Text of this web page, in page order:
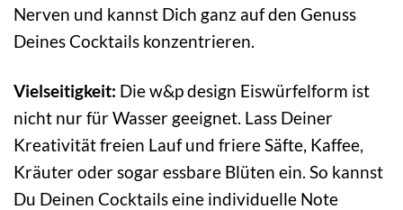
Nerven und kannst Dich ganz auf den Genuss
Deines Cocktails konzentrieren.
Vielseitigkeit: Die w&p design Eiswürfelform ist
nicht nur für Wasser geeignet. Lass Deiner
Kreativität freien Lauf und friere Säfte, Kaffee,
Kräuter oder sogar essbare Blüten ein. So kannst
Du Deinen Cocktails eine individuelle Note